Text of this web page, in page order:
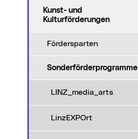
Kunst- und
Kulturförderungen
Fördersparten
Sonderförderprogramme
LINZ_media_arts
LinzEXPOrt